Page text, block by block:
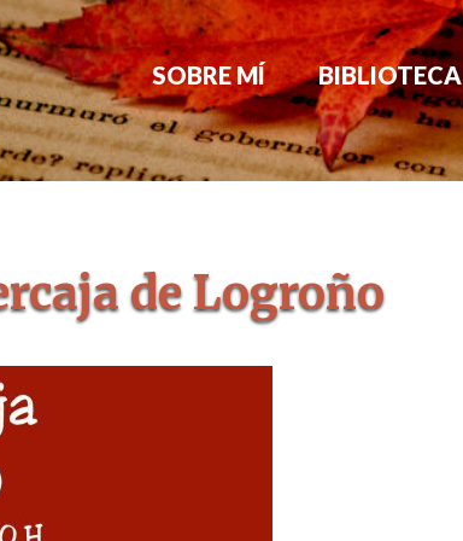
SOBRE MÍ BIBLIOTECA
de Logroño